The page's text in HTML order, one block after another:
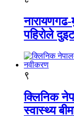
पहिरोले
९
क्लिनिक
स्वास्थ्य